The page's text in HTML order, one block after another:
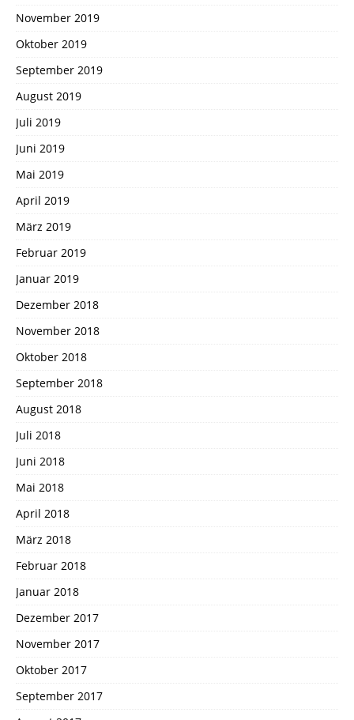
November 2019
Oktober 2019
September 2019
August 2019
Juli 2019
Juni 2019
Mai 2019
April 2019
März 2019
Februar 2019
Januar 2019
Dezember 2018
November 2018
Oktober 2018
September 2018
August 2018
Juli 2018
Juni 2018
Mai 2018
April 2018
März 2018
Februar 2018
Januar 2018
Dezember 2017
November 2017
Oktober 2017
September 2017